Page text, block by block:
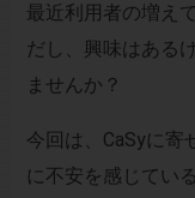
最近利用者の増え
だし、興味はある
ませんか？
今回は、CaSyに寄
に不安を感じてい